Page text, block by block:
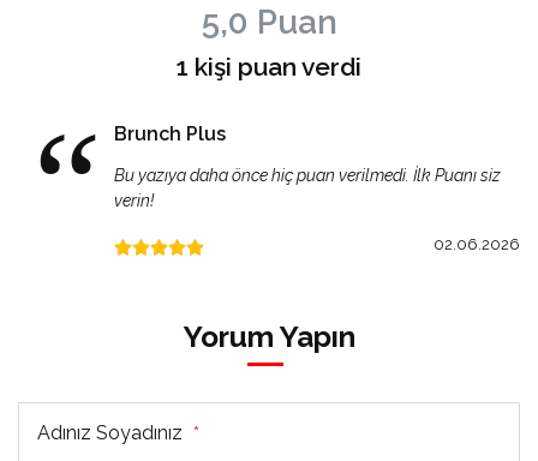
5,0 Puan
1 kişi puan verdi
Brunch Plus
Bu yazıya daha önce hiç puan verilmedi. İlk Puanı siz
verin!
02.06.2026
Yorum Yapın
Adınız Soyadınız *